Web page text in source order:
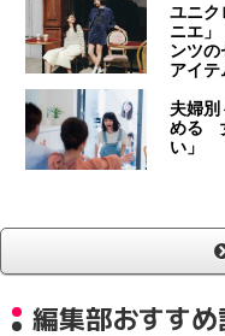
ユニク
ニエ
ンツ
アイテ
夫婦
める
い」
編集部おすす